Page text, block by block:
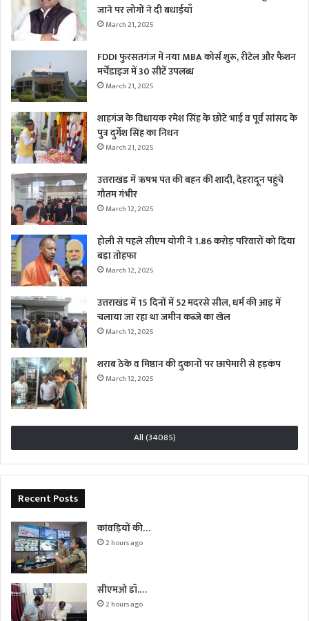
जाने पर लोगों ने दी बधाईयाँ
March 21, 2025
FDDI फुरसतगंज में नया MBA कोर्स शुरू, रीटेल और फैशन
मर्चेंडाइज में 30 सीटें उपलब्ध
March 21, 2025
शाहगंज के विधायक रमेश सिंह के छोटे भाई व पूर्व सांसद के
पुत्र दुर्गेश सिंह का निधन
March 21, 2025
उत्तराखंड में ऋषभ पंत की बहन की शादी, देहरादून पहुंचे
गौतम गंभीर
March 12, 2025
होली से पहले सीएम योगी ने 1.86 करोड़ परिवारों को दिया
बड़ा तोहफा
March 12, 2025
उत्तराखंड में 15 दिनों में 52 मदरसे सील, धर्म की आड़ में
चलाया जा रहा था जमीन कब्जे का खेल
March 12, 2025
शराब ठेके व मिष्ठान की दुकानों पर छापेमारी से हड़कंप
March 12, 2025
All (34085)
Recent Posts
कांवड़ियों की…
2 hours ago
सीएमओ डॉ.…
2 hours ago